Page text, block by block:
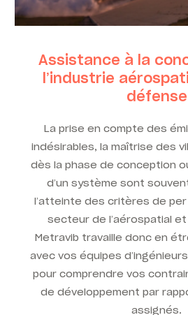
Assistance à la
l’industrie
défense
La prise en compte des
indésirables, la maîtrise des
dès la phase de conception
d’un système sont
l’atteinte des critères de
secteur de l’aérospatial
Metravib travaille donc en
avec vos équipes
pour comprendre vos
de développement par
assignés.